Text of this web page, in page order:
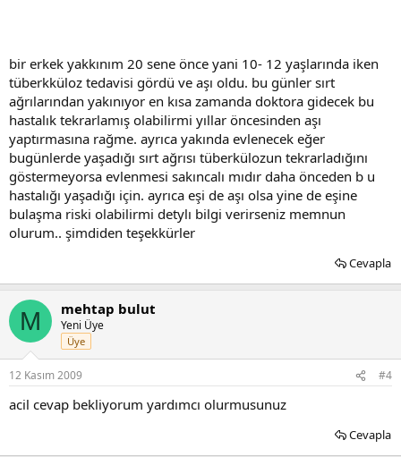
bir erkek yakkınım 20 sene önce yani 10- 12 yaşlarında iken
tüberkküloz tedavisi gördü ve aşı oldu. bu günler sırt
ağrılarından yakınıyor en kısa zamanda doktora gidecek bu
hastalık tekrarlamış olabilirmi yıllar öncesinden aşı
yaptırmasına rağme. ayrıca yakında evlenecek eğer
bugünlerde yaşadığı sırt ağrısı tüberkülozun tekrarladığını
göstermeyorsa evlenmesi sakıncalı mıdır daha önceden b u
hastalığı yaşadığı için. ayrıca eşi de aşı olsa yine de eşine
bulaşma riski olabilirmi detylı bilgi verirseniz memnun
olurum.. şimdiden teşekkürler
Cevapla
M mehtap bulut
Yeni Üye
Üye
12 Kasım 2009 #4
acil cevap bekliyorum yardımcı olurmusunuz
Cevapla